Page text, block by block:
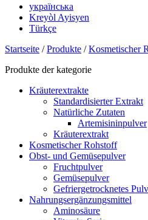
українська
Kreyòl Ayisyen
Türkçe
Startseite /Produkte /Kosmetischer
Produkte der kategorie
Kräuterextrakte
Standardisierter Extrakt
Natürliche Zutaten
Artemisininpulver
Kräuterextrakt
Kosmetischer Rohstoff
Obst- und Gemüsepulver
Fruchtpulver
Gemüsepulver
Gefriergetrocknetes
Nahrungsergänzungsmittel
Aminosäure